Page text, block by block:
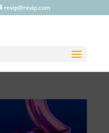
revip@revip.com